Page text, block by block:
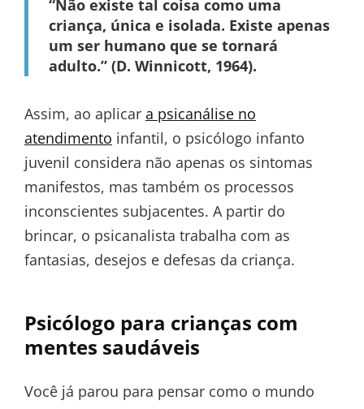
“Não existe tal coisa como uma
criança, única e isolada. Existe apenas
um ser humano que se tornará
adulto.” (D. Winnicott, 1964).
Assim, ao aplicar a psicanálise no
atendimento infantil, o psicólogo infanto
juvenil considera não apenas os sintomas
manifestos, mas também os processos
inconscientes subjacentes. A partir do
brincar, o psicanalista trabalha com as
fantasias, desejos e defesas da criança.
Psicólogo para crianças com
mentes saudáveis
Você já parou para pensar como o mundo